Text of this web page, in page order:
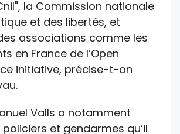
la Commission nationale
et des libertés, et
associations comme les
en France de l’Open
initiative, précise-t-on
Valls a notamment
et gendarmes qu’il